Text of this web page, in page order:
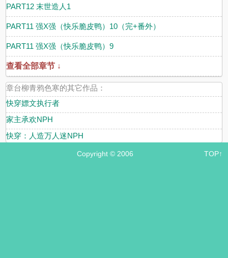
PART12 末世造人1
PART11 强X强（快乐脆皮鸭）10（完+番外）
PART11 强X强（快乐脆皮鸭）9
查看全部章节 ↓
章台柳青鸦色寒的其它作品：
快穿嫖文执行者
家主承欢NPH
快穿：人造万人迷NPH
Copyright © 2006 TOP↑